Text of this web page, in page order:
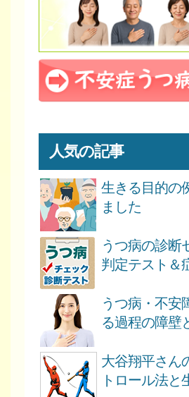
人気の記事
生きる目的の
ました
うつ病の診断
判定テスト＆
うつ病・不安
る過程の障壁
大谷翔平さん
トロール法と